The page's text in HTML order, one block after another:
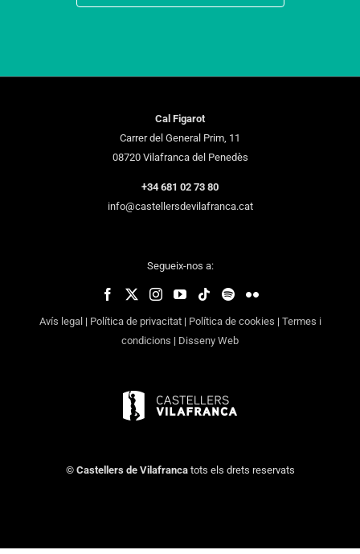
Cal Figarot
Carrer del General Prim, 11
08720 Vilafranca del Penedès
+34 681 02 73 80
info@castellersdevilafranca.cat
Segueix-nos a:
Avís legal| Política de privacitat| Política de cookies | Termes i
condicions | Disseny Web
© Castellers de Vilafrancatots els drets reservats